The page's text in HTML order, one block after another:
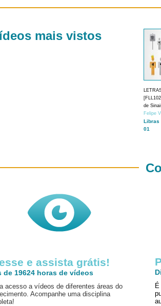
mais vistos
de
Felipe
Libras
01
e assista grátis!
de 19624 horas de vídeos
acesso a vídeos de diferentes áreas do
Acompanhe uma disciplina